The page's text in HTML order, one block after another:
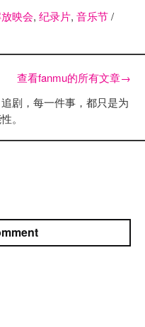
映会, 纪录片, 音乐节/
查看fanmu的所有文章→
剧，每一件事，都只是为
。